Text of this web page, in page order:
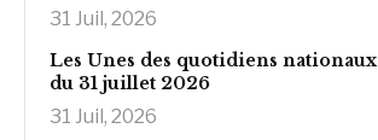
31 Juil, 2026
Les Unes des quotidiens nationaux
du 31 juillet 2026
31 Juil, 2026